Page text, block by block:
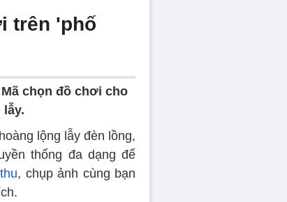
trên 'phố
chọn đồ chơi cho
lộng lẫy đèn lồng,
thống đa dạng để
, chụp ảnh cùng bạn